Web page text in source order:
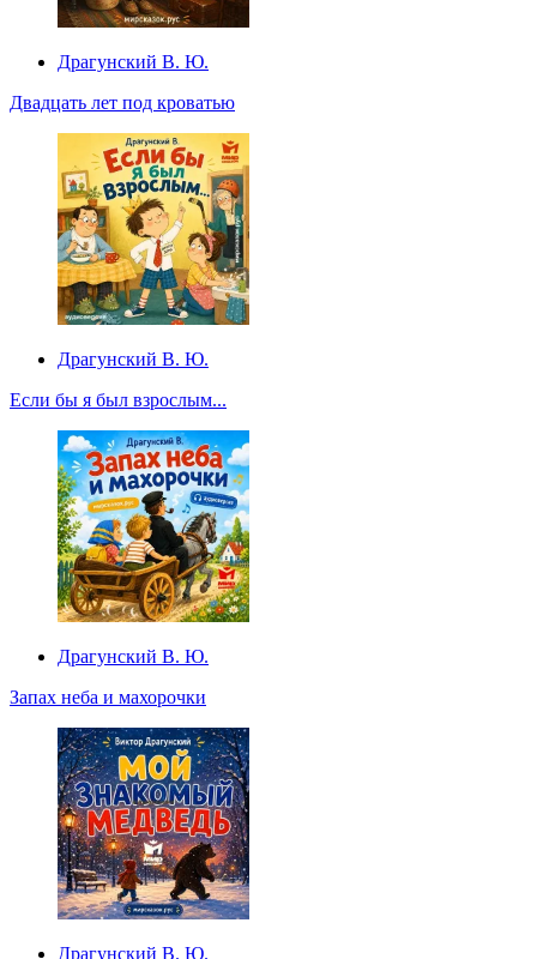
Драгунский В. Ю.
Двадцать лет под кроватью
Драгунский В. Ю.
Если бы я был взрослым...
Драгунский В. Ю.
Запах неба и махорочки
Драгунский В. Ю.